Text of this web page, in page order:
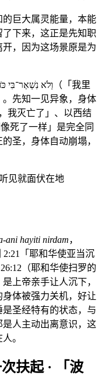
的巨大属灵能量，本能
下来，这正是先知职
，因为这场景原是为
先知一见异象，身体
我灭亡了」、以西结
死了一样」是完全同
圣，身体自动崩塌，
见就面伏在地
ani hayiti nirdam，
2:21「耶和华使亚当沉
（耶和华使扫罗的
上帝亲手让人沉下，
体被强力关机，好让
圣经特有的状态，与
人主动出离意识，这
。
扶起 · 「波